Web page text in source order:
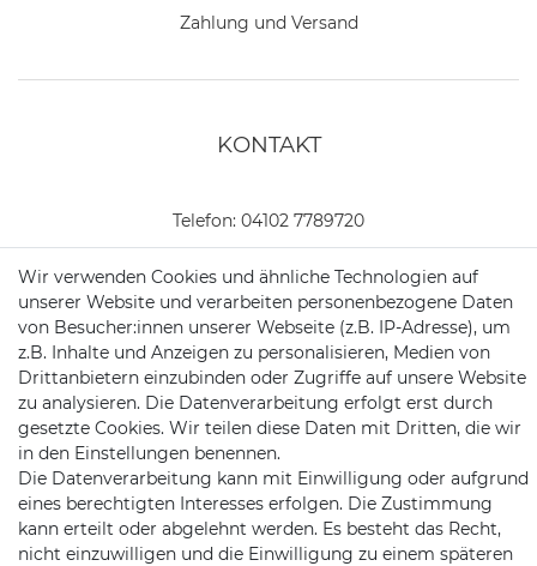
Zahlung und Versand
KONTAKT
Telefon: 04102 7789720
Mail:kundenservice@motionandsports.de
Jochim-Klindt-Str. 5
22926 Ahrensburg
Schnellversand auf Facebook
Schnellversand auf Twitter
Schnellversand auf YouTube
Schnellversand auf
Schnellversand
Wir verwenden Cookies und ähnliche Technologien auf
unserer Website und verarbeiten personenbezogene Daten
von Besucher:innen unserer Webseite (z.B. IP-Adresse), um
z.B. Inhalte und Anzeigen zu personalisieren, Medien von
Drittanbietern einzubinden oder Zugriffe auf unsere Website
zu analysieren. Die Datenverarbeitung erfolgt erst durch
gesetzte Cookies. Wir teilen diese Daten mit Dritten, die wir
in den Einstellungen benennen.
Die Datenverarbeitung kann mit Einwilligung oder aufgrund
eines berechtigten Interesses erfolgen. Die Zustimmung
kann erteilt oder abgelehnt werden. Es besteht das Recht,
nicht einzuwilligen und die Einwilligung zu einem späteren